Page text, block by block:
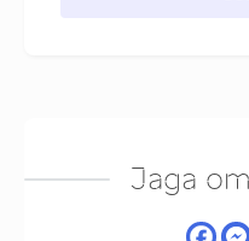
Jaga